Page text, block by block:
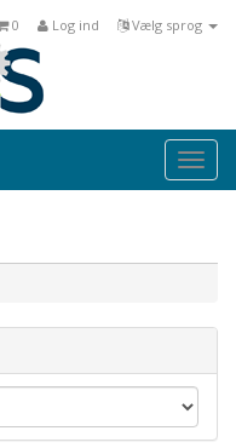
Vælg sprog
Log ind
0